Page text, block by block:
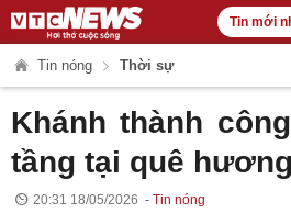
Tin mới
Tin nóng Thời sự
Khánh thành
tầng tại quê
20:31 18/05/2026 Tin nóng